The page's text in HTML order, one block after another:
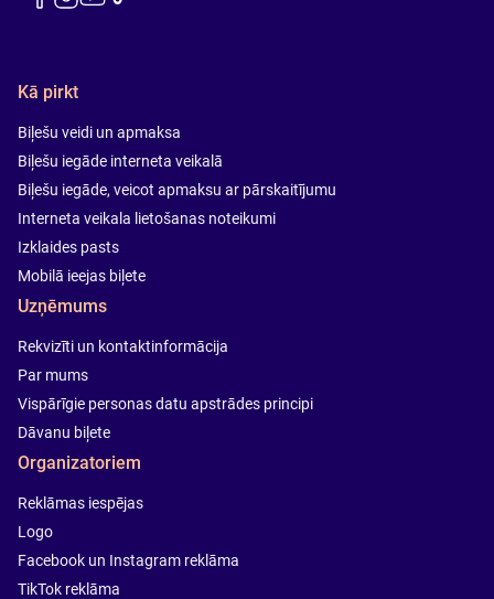
Kā pirkt
Biļešu veidi un apmaksa
Biļešu iegāde interneta veikalā
Biļešu iegāde, veicot apmaksu ar pārskaitījumu
Interneta veikala lietošanas noteikumi
Izklaides pasts
Mobilā ieejas biļete
Uzņēmums
Rekvizīti un kontaktinformācija
Par mums
Vispārīgie personas datu apstrādes principi
Dāvanu biļete
Organizatoriem
Reklāmas iespējas
Logo
Facebook un Instagram reklāma
TikTok reklāma